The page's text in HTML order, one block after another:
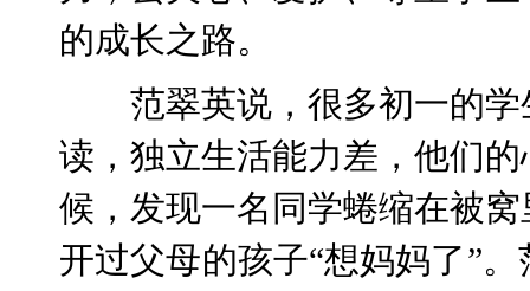
的成长之路。
范翠英说，很多初一的
读，独立生活能力差，他们
候，发现一名同学蜷缩在被
开过父母的孩子“想妈妈了”